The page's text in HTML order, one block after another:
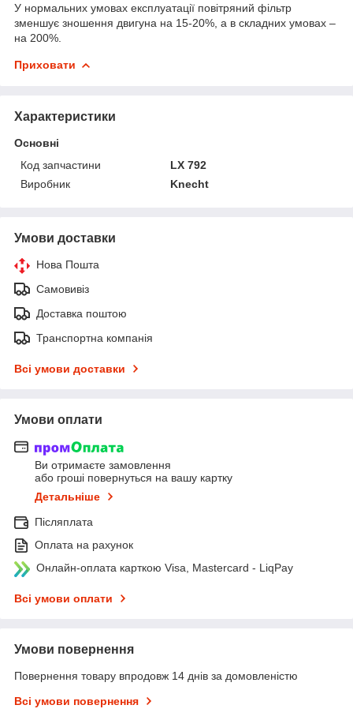
У нормальних умовах експлуатації повітряний фільтр
зменшує зношення двигуна на 15-20%, а в складних умовах –
на 200%.
Приховати
Характеристики
Основні
Код запчастини
LX 792
Виробник
Knecht
Умови доставки
Нова Пошта
Самовивіз
Доставка поштою
Транспортна компанія
Всі умови доставки
Умови оплати
Ви отримаєте замовлення
або гроші повернуться на вашу картку
Детальніше
Післяплата
Оплата на рахунок
Онлайн-оплата карткою Visa, Mastercard - LiqPay
Всі умови оплати
Умови повернення
Повернення товару впродовж 14 днів за домовленістю
Всі умови повернення